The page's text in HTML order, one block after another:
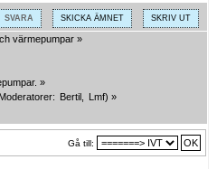
SVARA SKICKA ÄMNET SKRIV UT
värmepumpar »
»
Bertil , Lmf) »
Gå till: